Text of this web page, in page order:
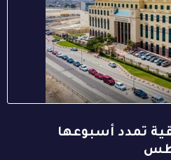
تمدد أسبوعها